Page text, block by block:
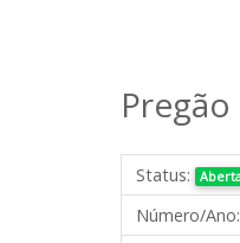
Status:
Número/Ano: